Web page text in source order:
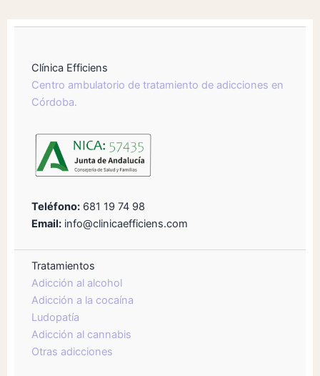
Clínica Efficiens
Centro ambulatorio de tratamiento de adicciones en
Córdoba.
Teléfono: 681 19 74 98
Email: info@clinicaefficiens.com
Tratamientos
Adicción al alcohol
Adicción a la cocaína
Ludopatía
Adicción al cannabis
Otras adicciones